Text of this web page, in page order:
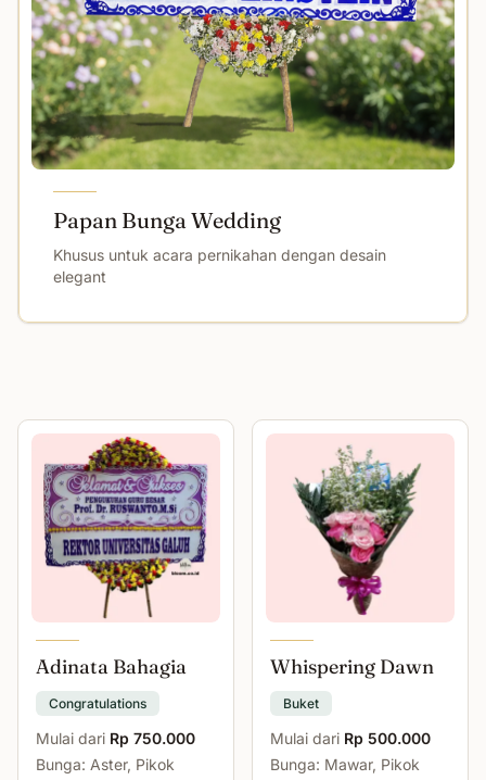
Papan Bunga Wedding
Khusus untuk acara pernikahan dengan desain
elegant
Adinata Bahagia
Congratulations
Mulai dari Rp 750.000
Bunga: Aster, Pikok
Whispering Dawn
Buket
Mulai dari Rp 500.000
Bunga: Mawar, Pikok